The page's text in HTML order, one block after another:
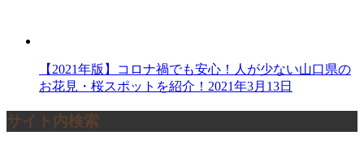
【2021年版】コロナ禍でも安心！人が少ない山口県の
お花見・桜スポットを紹介！ 2021年3月13日
サイト内検索